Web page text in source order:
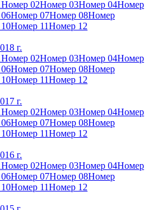
Номер 02Номер 03Номер 04Номер
Номер 07Номер 08Номер
Номер 11Номер 12
г.
Номер 02Номер 03Номер 04Номер
Номер 07Номер 08Номер
Номер 11Номер 12
г.
Номер 02Номер 03Номер 04Номер
Номер 07Номер 08Номер
Номер 11Номер 12
г.
Номер 02Номер 03Номер 04Номер
Номер 07Номер 08Номер
Номер 11Номер 12